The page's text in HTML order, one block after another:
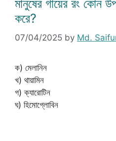
মানুষের গায়ের রং কোন
করে?
07/04/2025 by Md.
ক) মেলানিন
খ) থায়ামিন
গ) ক্যারোটিন
ঘ) হিমোগ্লোবিন